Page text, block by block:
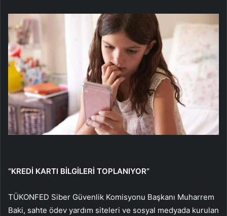
“KREDİ KARTI BİLGİLERİ TOPLANIYOR”
TÜKONFED Siber Güvenlik Komisyonu Başkanı Muharrem
Baki, sahte ödev yardım siteleri ve sosyal medyada kurulan